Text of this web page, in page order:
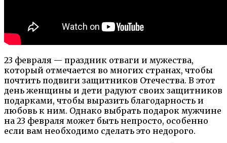
23 февраля — праздник отваги и мужества,
который отмечается во многих странах, чтобы
почтить подвиги защитников Отечества. В этот
день женщины и дети радуют своих защитников
подарками, чтобы выразить благодарность и
любовь к ним. Однако выбрать подарок мужчине
на 23 февраля может быть непросто, особенно
если вам необходимо сделать это недорого.